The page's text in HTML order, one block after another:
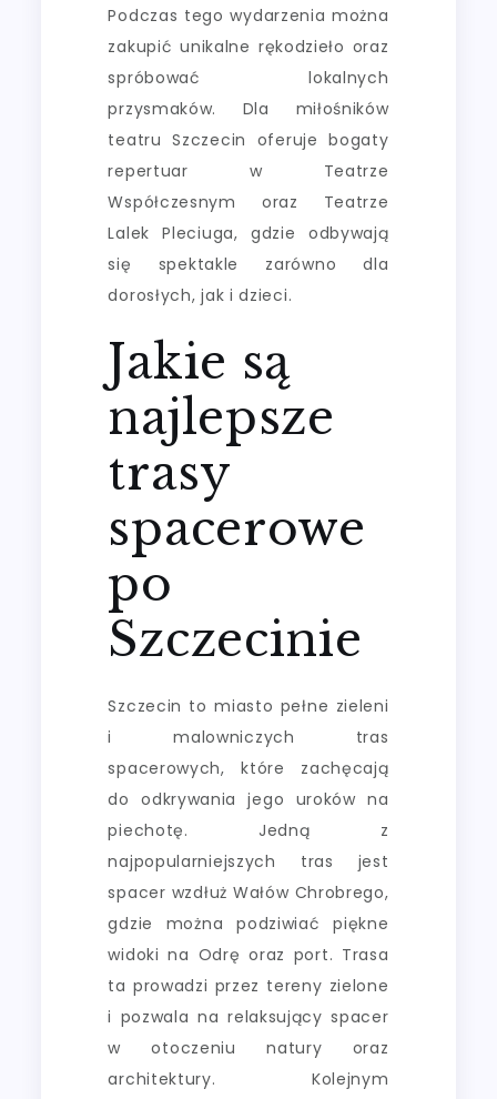
Podczas tego wydarzenia można
zakupić unikalne rękodzieło oraz
spróbować lokalnych
przysmaków. Dla miłośników
teatru Szczecin oferuje bogaty
repertuar w Teatrze
Współczesnym oraz Teatrze
Lalek Pleciuga, gdzie odbywają
się spektakle zarówno dla
dorosłych, jak i dzieci.
Jakie są
najlepsze
trasy
spacerowe
po
Szczecinie
Szczecin to miasto pełne zieleni
i malowniczych tras
spacerowych, które zachęcają
do odkrywania jego uroków na
piechotę. Jedną z
najpopularniejszych tras jest
spacer wzdłuż Wałów Chrobrego,
gdzie można podziwiać piękne
widoki na Odrę oraz port. Trasa
ta prowadzi przez tereny zielone
i pozwala na relaksujący spacer
w otoczeniu natury oraz
architektury. Kolejnym